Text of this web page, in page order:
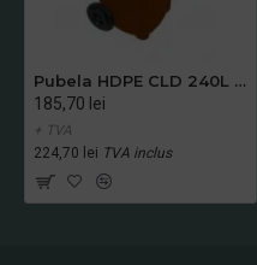
Pubela HDPE CLD 240L maro - Transportul nu este inclus
185,70 lei
+ TVA
224,70 lei TVA inclus